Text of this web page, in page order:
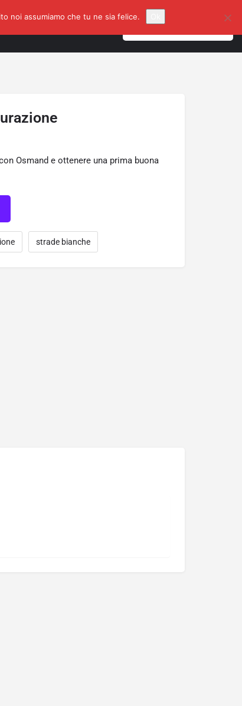
Inserisci un Annuncio
Osmand e ottenere una prima buona
strade bianche
noi assumiamo che tu ne sia felice.